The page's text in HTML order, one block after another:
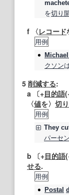
を切り
f 〈レコード
用例
クソン
5 削減する:
a 〔+目的語
〈値を〉 切
用例
They
パーセ
b 〔+目的語
せる.
用例
Postal